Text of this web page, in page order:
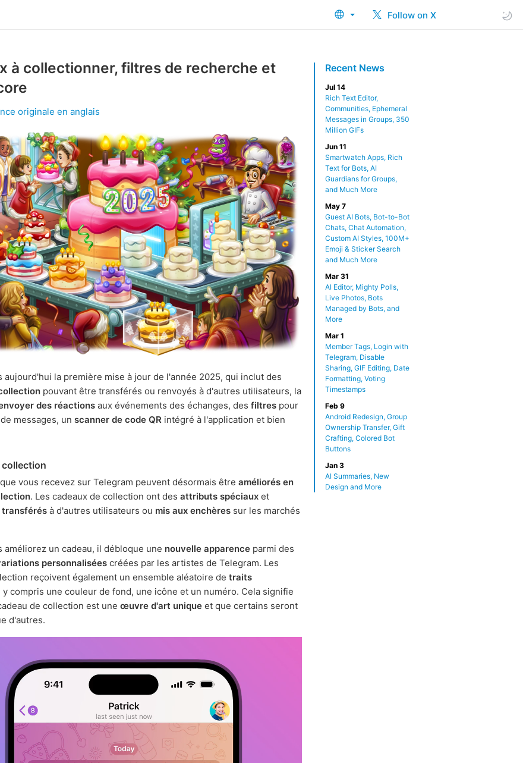
Follow on X
Recent News
Jul 14
Rich Text Editor,
Communities, Ephemeral
Messages in Groups, 350
Million GIFs
Jun 11
Smartwatch Apps, Rich
Text for Bots, AI
Guardians for Groups,
and Much More
May 7
Guest AI Bots, Bot-to-Bot
Chats, Chat Automation,
Custom AI Styles, 100M+
Emoji & Sticker Search
and Much More
Mar 31
AI Editor, Mighty Polls,
Live Photos, Bots
Managed by Bots, and
More
Mar 1
Member Tags, Login with
Telegram, Disable
Sharing, GIF Editing, Date
Formatting, Voting
Timestamps
Feb 9
Android Redesign, Group
Ownership Transfer, Gift
Crafting, Colored Bot
Buttons
Jan 3
AI Summaries, New
Design and More
à collectionner, filtres de recherche et
originale en anglais
aujourd'hui la première mise à jour de l'année 2025, qui inclut des
pouvant être transférés ou renvoyés à d'autres utilisateurs, la
des réactions aux événements des échanges, des filtres pour
messages, un scanner de code QR intégré à l'application et bien
collection
vous recevez sur Telegram peuvent désormais être améliorés en
. Les cadeaux de collection ont des attributs spéciaux et
transférés à d'autres utilisateurs ou mis aux enchères sur les marchés
améliorez un cadeau, il débloque une nouvelle apparence parmi des
personnalisées créées par les artistes de Telegram. Les
reçoivent également un ensemble aléatoire de traits
y compris une couleur de fond, une icône et un numéro. Cela signifie
de collection est une œuvre d'art unique et que certains seront
d'autres.